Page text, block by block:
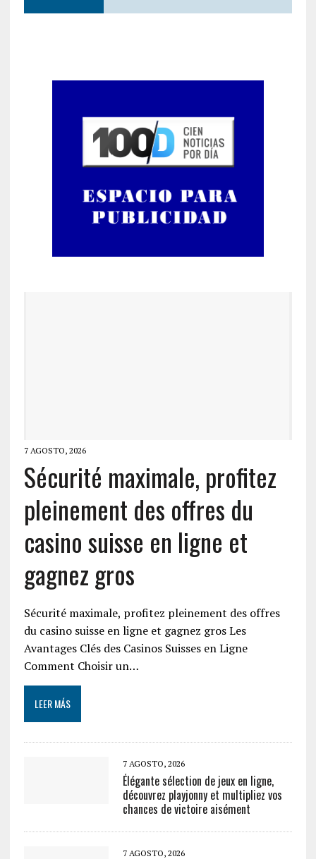
7 AGOSTO, 2026
Sécurité maximale, profitez
pleinement des offres du
casino suisse en ligne et
gagnez gros
Sécurité maximale, profitez pleinement des offres
du casino suisse en ligne et gagnez gros Les
Avantages Clés des Casinos Suisses en Ligne
Comment Choisir un…
LEER MÁS
7 AGOSTO, 2026
Élégante sélection de jeux en ligne,
découvrez playjonny et multipliez vos
chances de victoire aisément
7 AGOSTO, 2026